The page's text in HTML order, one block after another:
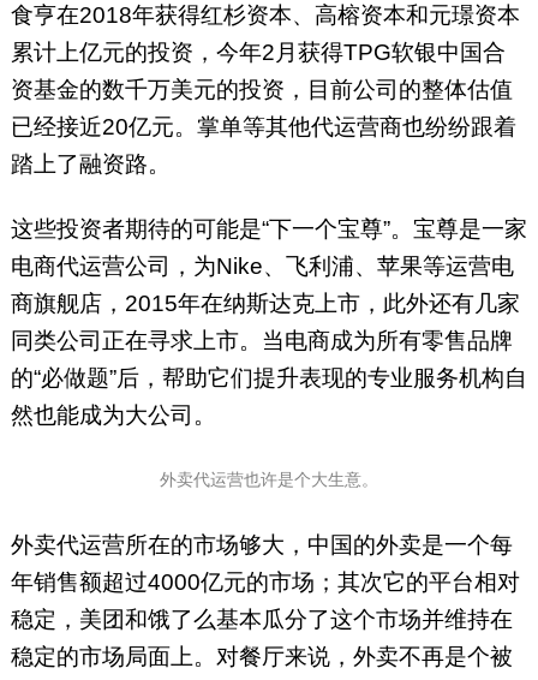
食亨在2018年获得红杉资本、高榕资本和元璟资本
累计上亿元的投资，今年2月获得TPG软银中国合
资基金的数千万美元的投资，目前公司的整体估值
已经接近20亿元。掌单等其他代运营商也纷纷跟着
踏上了融资路。
这些投资者期待的可能是“下一个宝尊”。宝尊是一家
电商代运营公司，为Nike、飞利浦、苹果等运营电
商旗舰店，2015年在纳斯达克上市，此外还有几家
同类公司正在寻求上市。当电商成为所有零售品牌
的“必做题”后，帮助它们提升表现的专业服务机构自
然也能成为大公司。
外卖代运营也许是个大生意。
外卖代运营所在的市场够大，中国的外卖是一个每
年销售额超过4000亿元的市场；其次它的平台相对
稳定，美团和饿了么基本瓜分了这个市场并维持在
稳定的市场局面上。对餐厅来说，外卖不再是个被